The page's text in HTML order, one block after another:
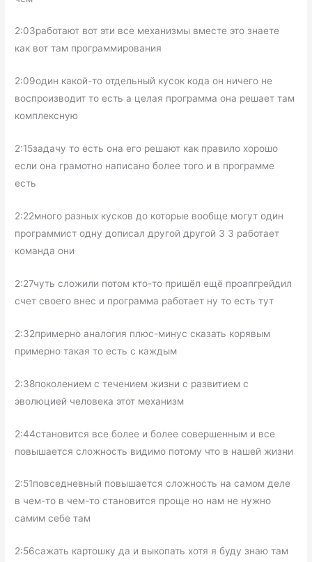
2:03работают вот эти все механизмы вместе это знаете
как вот там программирования
2:09один какой-то отдельный кусок кода он ничего не
воспроизводит то есть а целая программа она решает там
комплексную
2:15задачу то есть она его решают как правило хорошо
если она грамотно написано более того и в программе
есть
2:22много разных кусков до которые вообще могут один
программист одну дописал другой другой 3 3 работает
команда они
2:27чуть сложили потом кто-то пришёл ещё проапгрейдил
счет своего внес и программа работает ну то есть тут
2:32примерно аналогия плюс-минус сказать корявым
примерно такая то есть с каждым
2:38поколением с течением жизни с развитием с
эволюцией человека этот механизм
2:44становится все более и более совершенным и все
повышается сложность видимо потому что в нашей жизни
2:51повседневный повышается сложность на самом деле
в чем-то в чем-то становится проще но нам не нужно
самим себе там
2:56сажать картошку да и выкопать хотя я буду знаю там